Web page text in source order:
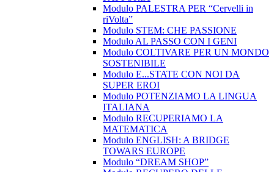
Modulo PALESTRA PER “Cervelli in
riVolta”
Modulo STEM: CHE PASSIONE
Modulo AL PASSO CON I GENI
Modulo COLTIVARE PER UN MONDO
SOSTENIBILE
Modulo E...STATE CON NOI DA
SUPER EROI
Modulo POTENZIAMO LA LINGUA
ITALIANA
Modulo RECUPERIAMO LA
MATEMATICA
Modulo ENGLISH: A BRIDGE
TOWARS EUROPE
Modulo “DREAM SHOP”